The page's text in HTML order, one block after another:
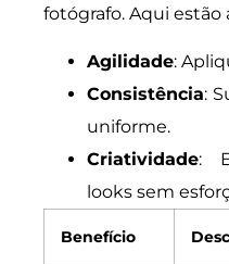
fotógrafo. Aqui estão
Agilidade:
Consistência:
uniforme.
Criatividade:
looks sem
Benefício